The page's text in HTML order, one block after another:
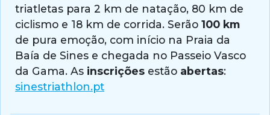
triatletas para 2 km de natação, 80 km de
ciclismo e 18 km de corrida. Serão 100 km
de pura emoção, com início na Praia da
Baía de Sines e chegada no Passeio Vasco
da Gama. As inscrições estão abertas:
sinestriathlon.pt